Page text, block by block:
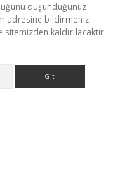
düşündüğünüz
adresine bildirmeniz
kaldırılacaktır.